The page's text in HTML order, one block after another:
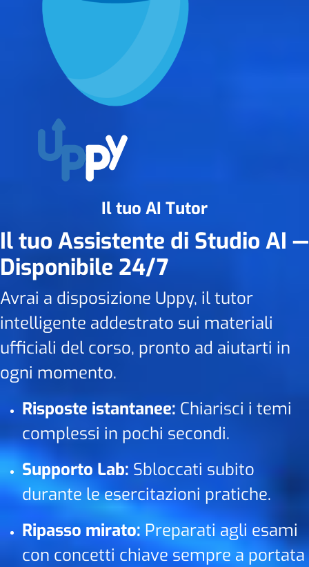
Il tuo AI Tutor
Il tuo Assistente di Studio AI —
Disponibile 24/7
Avrai a disposizione Uppy, il tutor
intelligente addestrato sui materiali
ufficiali del corso, pronto ad aiutarti in
ogni momento.
Risposte istantanee: Chiarisci i temi
complessi in pochi secondi.
Supporto Lab: Sbloccati subito
durante le esercitazioni pratiche.
Ripasso mirato: Preparati agli esami
con concetti chiave sempre a portata